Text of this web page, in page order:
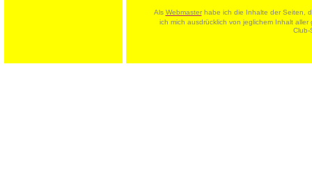
Als Webmasterhabe ich die Inhalte der Seiten,
ich mich ausdrücklich von jeglichem Inhalt aller
Club-